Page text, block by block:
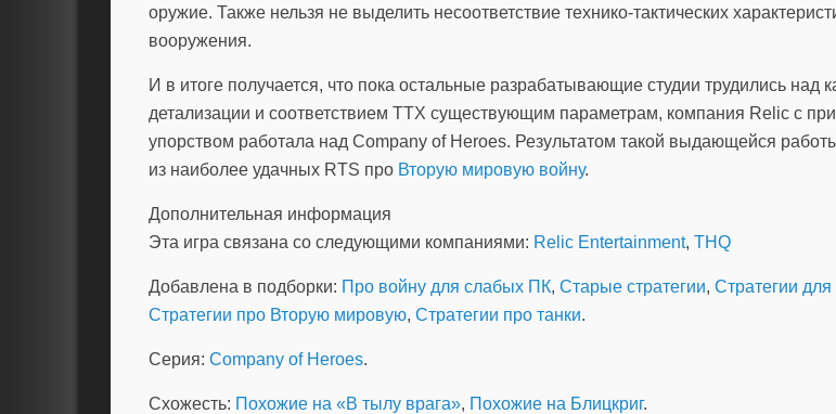
оружие. Также нельзя не выделить несоответствие технико-тактических
вооружения.
И в итоге получается, что пока остальные разрабатывающие студии трудились над
детализации и соответствием ТТХ существующим параметрам, компания Relic с
упорством работала над Company of Heroes. Результатом такой выдающейся
из наиболее удачных RTS про Вторую мировую войну.
Дополнительная информация
Эта игра связана со следующими компаниями: Relic Entertainment, THQ
Добавлена в подборки: Про войну для слабых ПК, Старые стратегии, Стратегии
Стратегии про Вторую мировую, Стратегии про танки.
Серия: Company of Heroes.
Схожесть: Похожие на «В тылу врага», Похожие на Блицкриг.